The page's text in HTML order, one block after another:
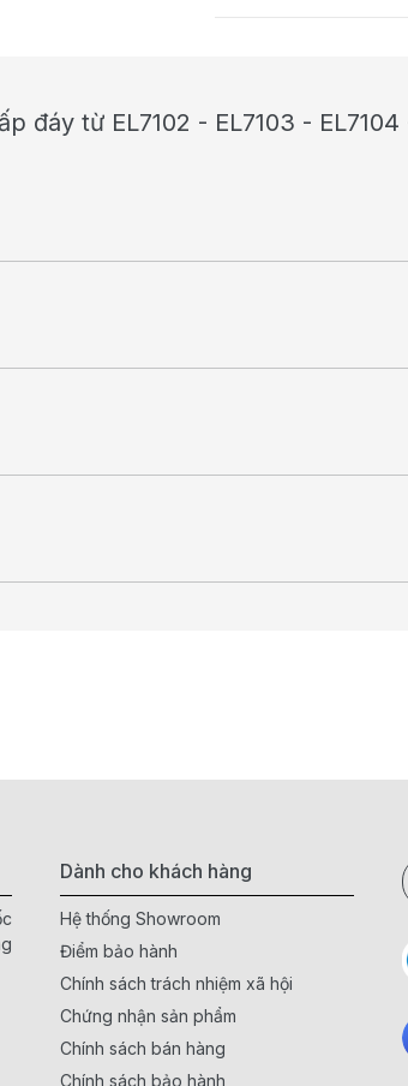
đáy từ EL7102 - EL7103 - EL7104
Dành cho khách hàng
Hệ thống Showroom
Điểm bảo hành
Chính sách trách nhiệm xã hội
Chứng nhận sản phẩm
Chính sách bán hàng
Chính sách bảo hành